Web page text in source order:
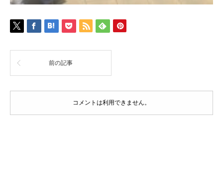
前の記事
コメントは利用できません。